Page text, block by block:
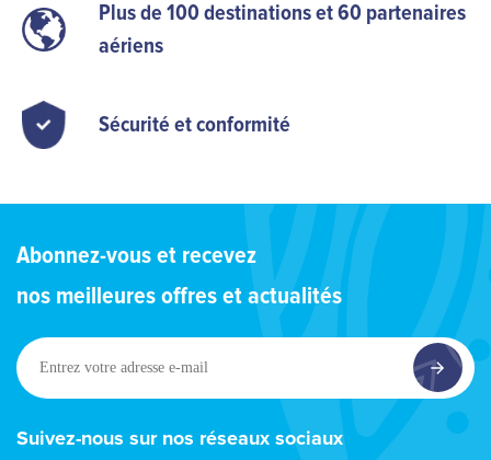
Plus de 100 destinations et 60 partenaires
aériens
Sécurité et conformité
Abonnez-vous et recevez
nos meilleures offres et actualités
Entrez
votre
adresse
e-
Suivez-nous sur nos réseaux sociaux